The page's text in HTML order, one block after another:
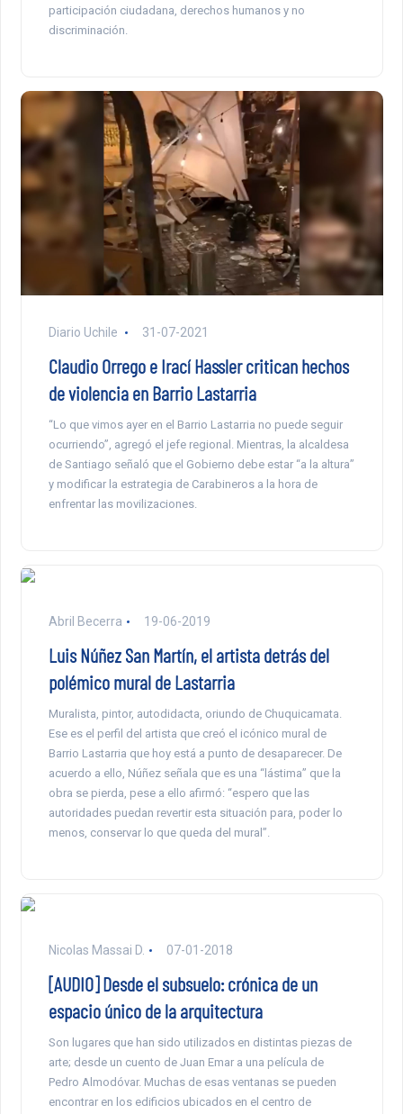
participación ciudadana, derechos humanos y no
discriminación.
Diario Uchile 31-07-2021
Claudio Orrego e Irací Hassler critican hechos
de violencia en Barrio Lastarria
“Lo que vimos ayer en el Barrio Lastarria no puede seguir
ocurriendo”, agregó el jefe regional. Mientras, la alcaldesa
de Santiago señaló que el Gobierno debe estar “a la altura”
y modificar la estrategia de Carabineros a la hora de
enfrentar las movilizaciones.
Abril Becerra 19-06-2019
Luis Núñez San Martín, el artista detrás del
polémico mural de Lastarria
Muralista, pintor, autodidacta, oriundo de Chuquicamata.
Ese es el perfil del artista que creó el icónico mural de
Barrio Lastarria que hoy está a punto de desaparecer. De
acuerdo a ello, Núñez señala que es una “lástima” que la
obra se pierda, pese a ello afirmó: “espero que las
autoridades puedan revertir esta situación para, poder lo
menos, conservar lo que queda del mural”.
Nicolas Massai D. 07-01-2018
[AUDIO] Desde el subsuelo: crónica de un
espacio único de la arquitectura
Son lugares que han sido utilizados en distintas piezas de
arte; desde un cuento de Juan Emar a una película de
Pedro Almodóvar. Muchas de esas ventanas se pueden
encontrar en los edificios ubicados en el centro de